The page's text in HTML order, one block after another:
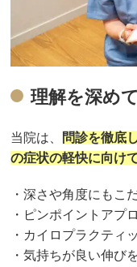
理解を深め
当院は、 問診を徹底
の症状の軽快に向け
・深さや角度にもこ
・ピンポイントアプ
・カイロプラクティ
・気持ちが良い伸び